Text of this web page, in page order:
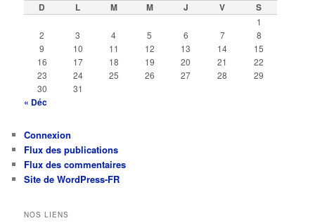
D L M M J V S
1
2
3 4 5 6 7
8
9
10 11 12 13 14
15
16
17 18 19 20 21
22
23
24 25 26 27 28
29
30
31
« Déc
Connexion
Flux des publications
Flux des commentaires
Site de WordPress-FR
NOS LIENS